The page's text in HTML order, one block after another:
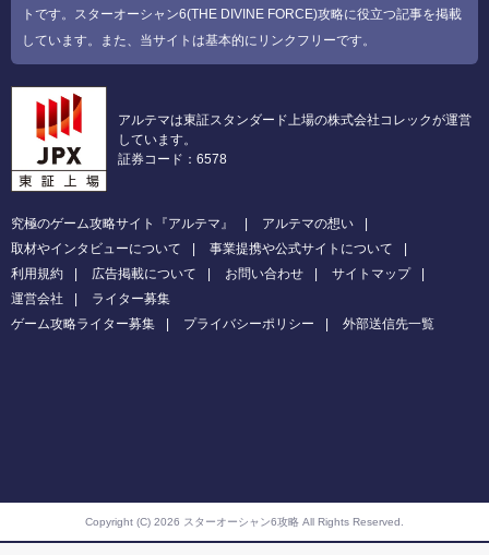
トです。スターオーシャン6(THE DIVINE FORCE)攻略に役立つ記事を掲載
しています。また、当サイトは基本的にリンクフリーです。
アルテマは東証スタンダード上場の株式会社コレックが運営
しています。
証券コード：6578
究極のゲーム攻略サイト『アルテマ』
アルテマの想い
取材やインタビューについて
事業提携や公式サイトについて
利用規約
広告掲載について お問い合わせ
サイトマップ
運営会社
ライター募集
ゲーム攻略ライター募集
プライバシーポリシー 外部送信先一覧
Copyright (C) 2026 スターオーシャン6攻略 All Rights Reserved.